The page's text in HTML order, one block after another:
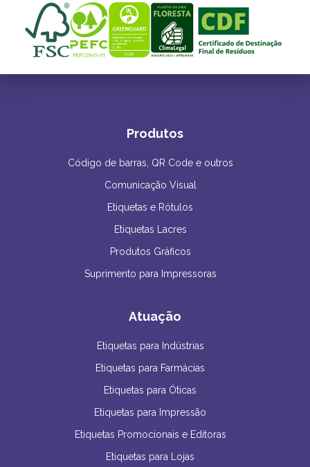
Produtos
Código de barras, QR Code e outros
Comunicação Visual
Etiquetas e Rótulos
Etiquetas Lacres
Produtos Gráficos
Suprimento para Impressoras
Atuação
Etiquetas para Indústrias
Etiquetas para Farmácias
Etiquetas para Óticas
Etiquetas para Impressão
Etiquetas Promocionais e Editoras
Etiquetas para Lojas